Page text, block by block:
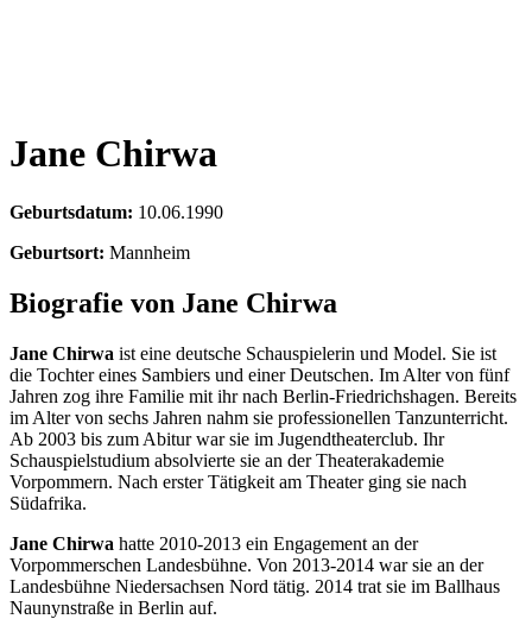
Jane Chirwa
Geburtsdatum: 10.06.1990
Geburtsort: Mannheim
Biografie von Jane Chirwa
Jane Chirwa ist eine deutsche Schauspielerin und Model. Sie ist
die Tochter eines Sambiers und einer Deutschen. Im Alter von fünf
Jahren zog ihre Familie mit ihr nach Berlin-Friedrichshagen. Bereits
im Alter von sechs Jahren nahm sie professionellen Tanzunterricht.
Ab 2003 bis zum Abitur war sie im Jugendtheaterclub. Ihr
Schauspielstudium absolvierte sie an der Theaterakademie
Vorpommern. Nach erster Tätigkeit am Theater ging sie nach
Südafrika.
Jane Chirwa hatte 2010-2013 ein Engagement an der
Vorpommerschen Landesbühne. Von 2013-2014 war sie an der
Landesbühne Niedersachsen Nord tätig. 2014 trat sie im Ballhaus
Naunynstraße in Berlin auf.